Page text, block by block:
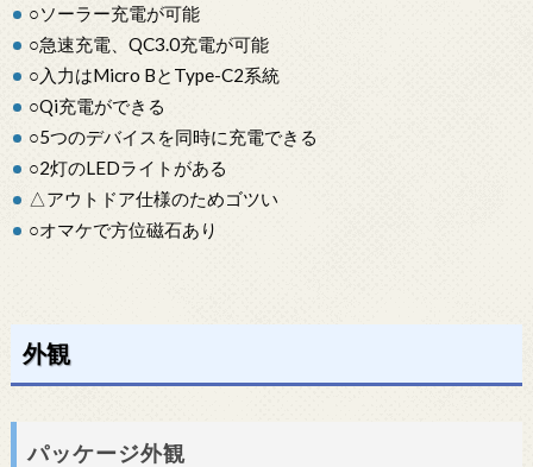
○ソーラー充電が可能
○急速充電、QC3.0充電が可能
○入力はMicro BとType-C2系統
○Qi充電ができる
○5つのデバイスを同時に充電できる
○2灯のLEDライトがある
△アウトドア仕様のためゴツい
○オマケで方位磁石あり
外観
パッケージ外観